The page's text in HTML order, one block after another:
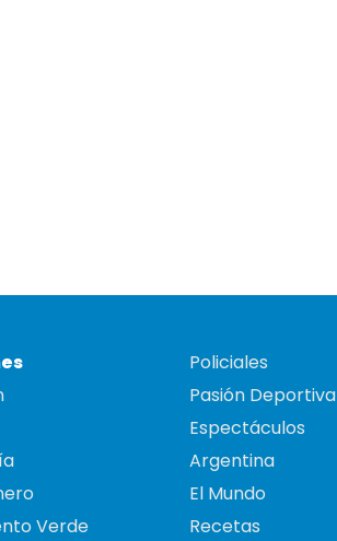
Verde
Policiales
Pasión Deportiva
Espectáculos
Argentina
El Mundo
Recetas